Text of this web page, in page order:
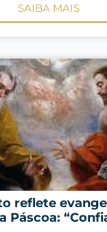
SAIBA MAIS
reflete
Páscoa: